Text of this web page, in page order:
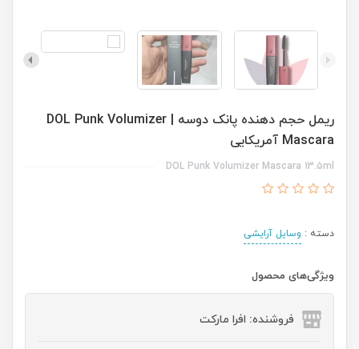
ریمل حجم دهنده پانک دوسه | DOL Punk Volumizer
Mascara آمریکایی
DOL Punk Volumizer Mascara 13.5ml
دسته : وسایل آرایشی
ویژگی‌های محصول
فروشنده: افرا مارکت